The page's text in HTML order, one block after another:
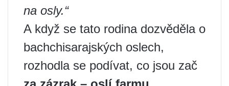
na osly.“
A když se tato rodina dozvěděla o
bachchisarajských oslech,
rozhodla se podívat, co jsou zač